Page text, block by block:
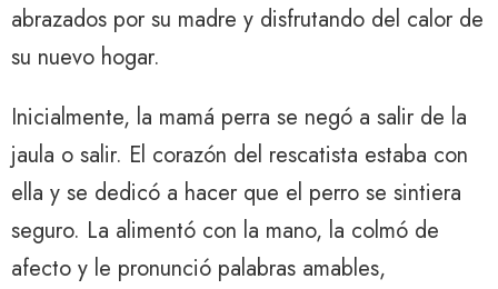
abrazados por su madre y disfrutando del calor de
su nuevo hogar.
Inicialmente, la mamá perra se negó a salir de la
jaula o salir. El corazón del rescatista estaba con
ella y se dedicó a hacer que el perro se sintiera
seguro. La alimentó con la mano, la colmó de
afecto y le pronunció palabras amables,